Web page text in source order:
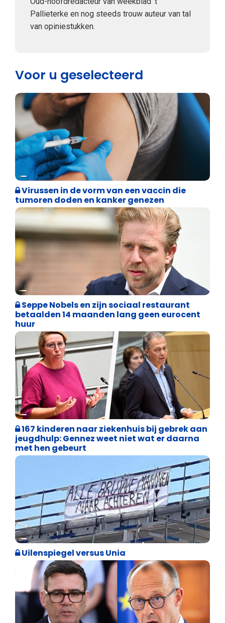
Pallieterke en nog steeds trouw auteur van tal
van opiniestukken.
Voor u geselecteerd
Weekblad 't Pallieterke
Virussen in de vorm van een vaccin die
tumoren doden en kanker genezen
Binnenland politiek
Seppe Nobels en zijn sociaal restaurant
betaalden 14 maanden lang geen eurocent
huur
Binnenland politiek
167 kinderen naar ziekenhuis bij gebrek aan
jeugdhulp: Gennez weet niet wat er daarna
met hen gebeurt
Cultuuroorlog
Uilenspiegel versus Unia